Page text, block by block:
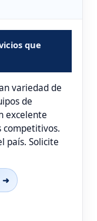
que
variedad de
de
excelente
competitivos.
país. Solicite
➜